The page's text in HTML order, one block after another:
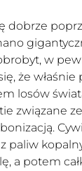
dobrze
w
że
losów
związane
paliw
a potem